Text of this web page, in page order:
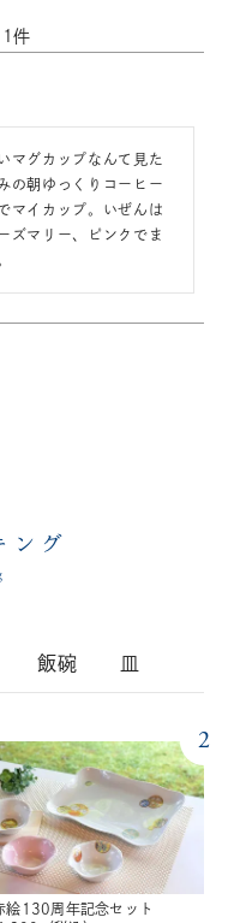
1
マグカップなんて見た
の朝ゆっくりコーヒー
マイカップ。いぜんは
ズマリー、ピンクでま
ング
飯碗 皿
2
絵130周年記念セット